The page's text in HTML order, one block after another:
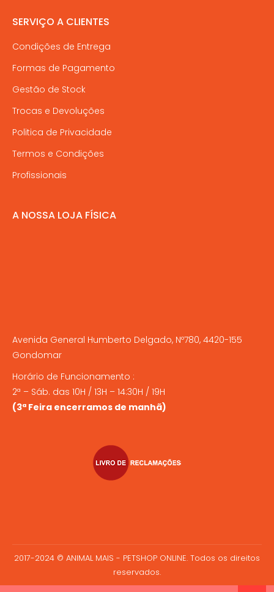
SERVIÇO A CLIENTES
Condições de Entrega
Formas de Pagamento
Gestão de Stock
Trocas e Devoluções
Politica de Privacidade
Termos e Condições
Profissionais
A NOSSA LOJA FÍSICA
Avenida General Humberto Delgado, Nº780, 4420-155
Gondomar
Horário de Funcionamento :
2ª – Sáb. das 10H / 13H – 14:30H / 19H
(3ª Feira encerramos de manhã)
2017-2024 © ANIMAL MAIS - PETSHOP ONLINE. Todos os direitos
reservados.